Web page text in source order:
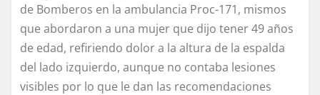
de Bomberos en la ambulancia Proc-171, mismos
que abordaron a una mujer que dijo tener 49 años
de edad, refiriendo dolor a la altura de la espalda
del lado izquierdo, aunque no contaba lesiones
visibles por lo que le dan las recomendaciones